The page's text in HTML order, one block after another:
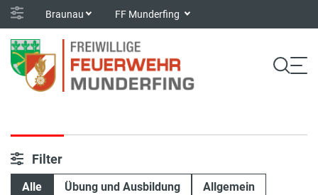
Braunau FF Munderfing
Filter
Alle Übung und Ausbildung Allgemein